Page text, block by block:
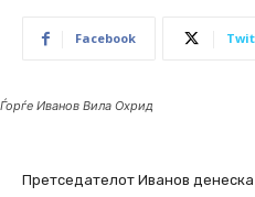
Facebook
Ѓорѓе Иванов Вила Охрид
Претседателот Иванов денеска